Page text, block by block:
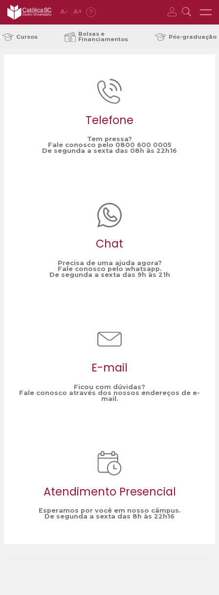
A- A+ ?
Cursos Bolsas e
Financiamentos Pós-graduação
Telefone
Tem pressa?
Fale conosco pelo 0800 600 0005
De segunda a sexta das 08h às 22h16
Chat
Precisa de uma ajuda agora?
Fale conosco pelo whatsapp.
De segunda a sexta das 9h às 21h
E-mail
Ficou com dúvidas?
Fale conosco através dos nossos endereços de e-
mail.
Atendimento Presencial
Esperamos por você em nosso câmpus.
De segunda a sexta das 8h às 22h16